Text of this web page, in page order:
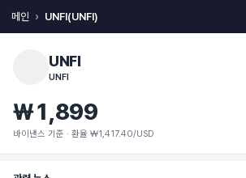
메인 UNFI(UNFI)
UNFI
UNFI
₩1,899
바이낸스 기준 · 환율 ₩1,417.40/USD